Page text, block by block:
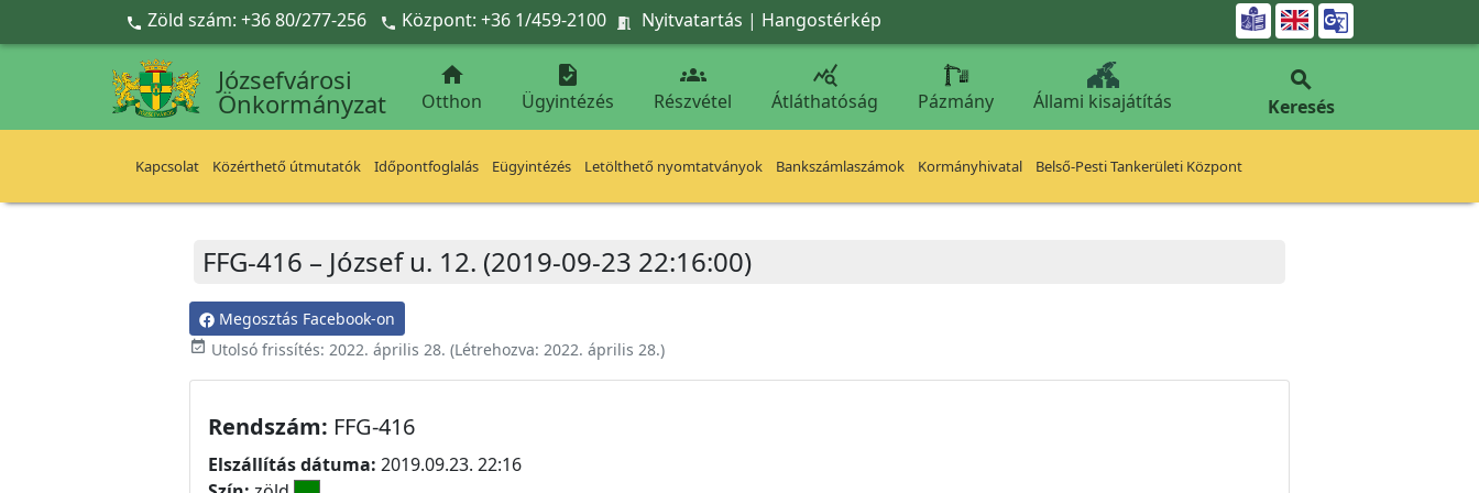
Ugrás a fő tartalomra
 Zöld szám: +36 80/277-256  Központ: +36 1/459-2100  Nyitvatartás | Hangostérkép 
Józsefvárosi
Önkormányzat

Otthon

Ügyintézés

Részvétel

Átláthatóság Pázmány Állami kisajátítás

Keresés
Kapcsolat Közérthető útmutatók Időpontfoglalás Eügyintézés Letölthető nyomtatványok Bankszámlaszámok Kormányhivatal Belső-Pesti Tankerületi Központ
FFG-416 – József u. 12. (2019-09-23 22:16:00)
Megosztás Facebook-on
event_available Utolsó frissítés: 2022. április 28. (Létrehozva: 2022. április 28.)
Rendszám: FFG-416
Elszállítás dátuma: 2019.09.23. 22:16